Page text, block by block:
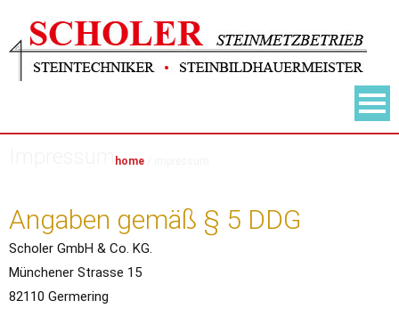
home
Angaben gemäß § 5 DDG
Scholer GmbH & Co. KG.
Münchener Strasse 15
82110 Germering